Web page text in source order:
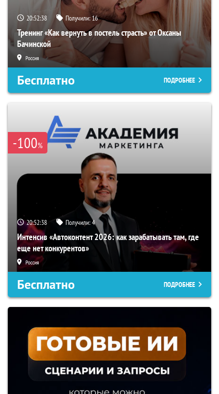
20:52:37 Получили:16
Тренинг «Как вернуть в постель страсть» от Оксаны
Бачинской
Россия
Бесплатно ПОДРОБНЕЕ
-100%
20:52:37 Получили:4
Интенсив «Автоконтент 2026: как зарабатывать там, где
еще нет конкурентов»
Россия
Бесплатно ПОДРОБНЕЕ